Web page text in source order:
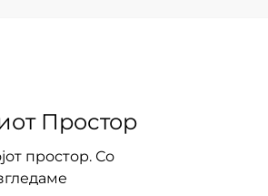
Простор
простор. Со